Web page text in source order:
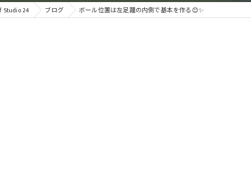
Studio 24 ブログ ボール位置は左足踵の内側で基本を作る😊✨️